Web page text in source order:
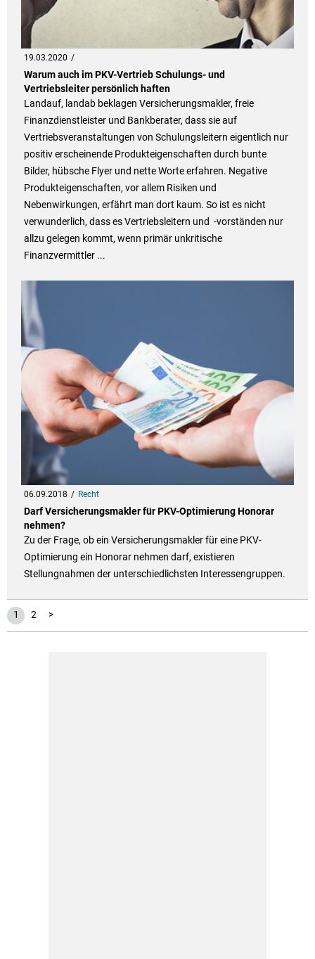
19.03.2020
Warum auch im PKV-Vertrieb Schulungs- und
Vertriebsleiter persönlich haften
Landauf, landab beklagen Versicherungsmakler, freie
Finanzdienstleister und Bankberater, dass sie auf
Vertriebsveranstaltungen von Schulungsleitern eigentlich nur
positiv erscheinende Produkteigenschaften durch bunte
Bilder, hübsche Flyer und nette Worte erfahren. Negative
Produkteigenschaften, vor allem Risiken und
Nebenwirkungen, erfährt man dort kaum. So ist es nicht
verwunderlich, dass es Vertriebsleitern und -vorständen nur
allzu gelegen kommt, wenn primär unkritische
Finanzvermittler ...
06.09.2018 Recht
Darf Versicherungsmakler für PKV-Optimierung Honorar
nehmen?
Zu der Frage, ob ein Versicherungsmakler für eine PKV-
Optimierung ein Honorar nehmen darf, existieren
Stellungnahmen der unterschiedlichsten Interessengruppen.
1 2 >